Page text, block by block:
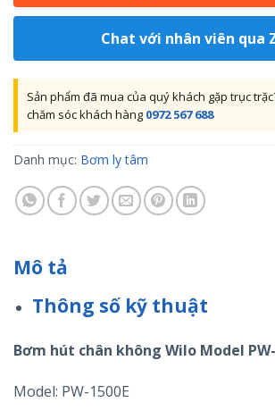
Chat với nhân viên qua
Sản phẩm đã mua của quý khách gặp trục
chăm sóc khách hàng 0972 567 688
Danh mục: Bơm ly tâm
Mô tả
Thông số kỹ thuật
Bơm hút chân không Wilo Model PW-
Model: PW-1500E